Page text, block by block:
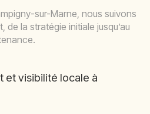
sur-Marne, nous suivons
la stratégie initiale jusqu’au
et visibilité locale à